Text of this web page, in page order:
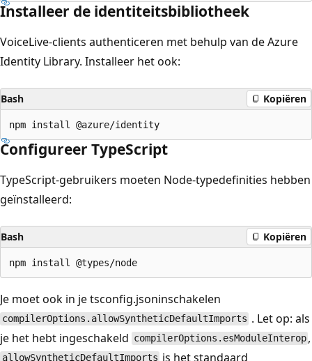
Installeer de identiteitsbibliotheek
VoiceLive-clients authenticeren met behulp van de Azure
Identity Library. Installeer het ook:
Bash Kopiëren
Configureer TypeScript
TypeScript-gebruikers moeten Node-typedefinities hebben
geïnstalleerd:
Bash Kopiëren
Je moet ook in je tsconfig.jsoninschakelen
compilerOptions.allowSyntheticDefaultImports . Let op: als
je het hebt ingeschakeld compilerOptions.esModuleInterop ,
allowSyntheticDefaultImports is het standaard